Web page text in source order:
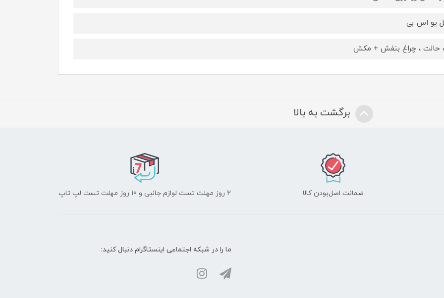
یو اس بی
حالت ، چراغ بنفش + مکش
برگشت به بالا
ضمانت اصل‌بودن کالا 2 روز مهلت تست لوازم جانبی و 10 روز مهلت تست لپ تاپ
ما را در شبکه‌ اجتماعی اینستاگرام دنبال کنید: